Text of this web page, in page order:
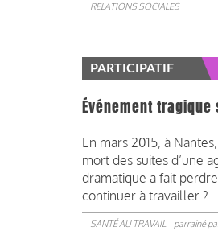
RELATIONS SOCIALES
PARTICIPATIF
Événement
En mars 2015, à
mort des suites d’une
dramatique a fait
continuer à travailler ?
SANTÉ AU TRAVAIL parrainé